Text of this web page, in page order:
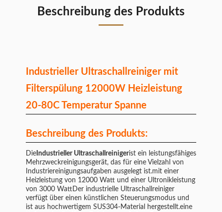
Beschreibung des Produkts
Industrieller Ultraschallreiniger mit
Filterspülung 12000W Heizleistung
20-80C Temperatur Spanne
Beschreibung des Produkts:
Die Industrieller Ultraschallreinigerist ein leistungsfähiges
Mehrzweckreinigungsgerät, das für eine Vielzahl von
Industriereinigungsaufgaben ausgelegt ist.mit einer
Heizleistung von 12000 Watt und einer Ultronikleistung
von 3000 WattDer industrielle Ultraschallreiniger
verfügt über einen künstlichen Steuerungsmodus und
ist aus hochwertigem SUS304-Material hergestellt.eine